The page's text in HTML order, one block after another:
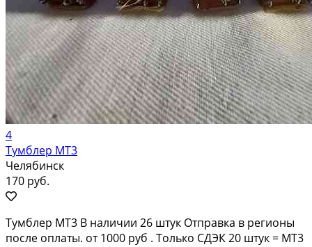
4
Тумблер МТ3
Челябинск
170 руб.
Тумблер МТ3 В наличии 26 штук Отправка в регионы
после оплаты. от 1000 руб . Только СДЭК 20 штук = МТ3